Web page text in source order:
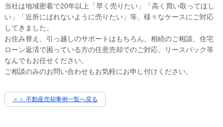
当社は地域密着で20年以上「早く売りたい」「高く買い取ってほし
い」「近所にばれないように売りたい」等、様々なケースにご対応
してきました。
お住み替え、引っ越しのサポートはもちろん、相続のご相談、住宅
ローン返済で困っている方の任意売却でのご対応、リースバック等
なんでもお任せください。
ご相談のみのお問い合わせもお気軽にお申し付けください。
＜＜ 不動産売却事例一覧へ戻る